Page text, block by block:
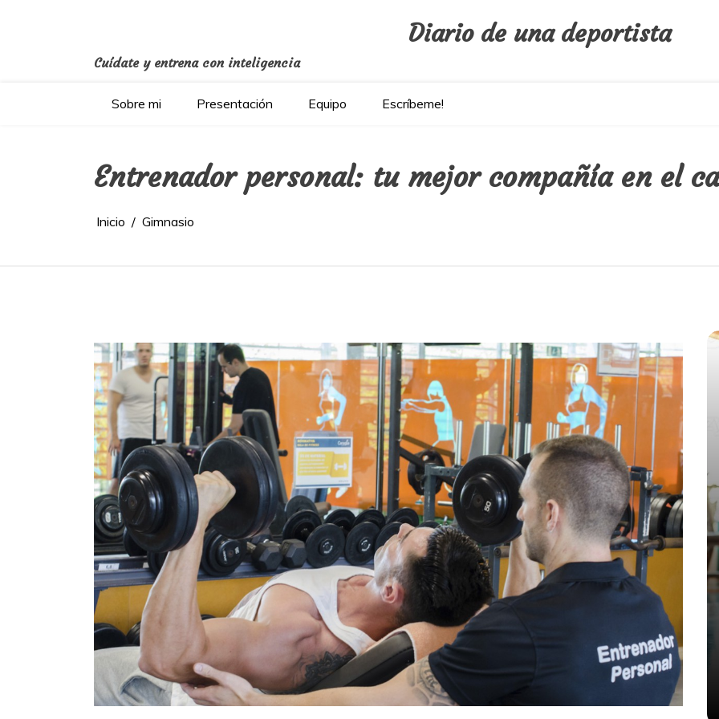
Diario de una deportista
Cuídate y entrena con inteligencia
Sobre mi Presentación Equipo Escríbeme!
Entrenador personal: tu mejor compañía en el
Inicio Gimnasio
En Cuerpo Ejercicio Físico
Entrenamiento Personal
Fitness
Gimnasio
Musculación
Aprende cómo elegir
un plan de fuerza
realista y sostenido
septiembre 23, 2025
criterio
intensidad